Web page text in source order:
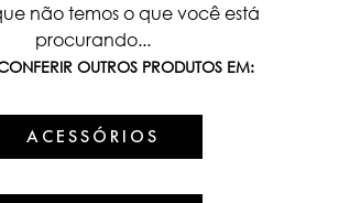
não temos o que você está
procurando...
OUTROS PRODUTOS EM:
ACESSÓRIOS